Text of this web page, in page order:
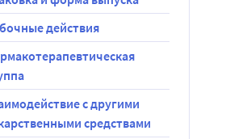
действия
с другими
средствами